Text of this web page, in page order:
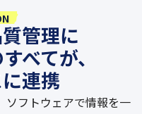
管理に
べてが、
連携
ソフトウェアで情報を一